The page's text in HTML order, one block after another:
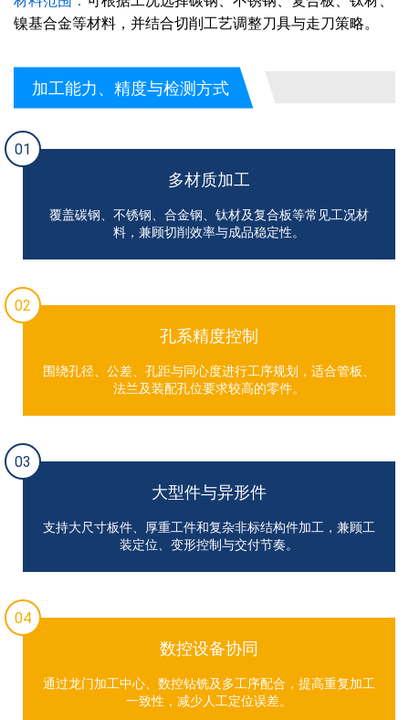
镍基合金等材料，并结合切削工艺调整刀具与走刀策略。
加工能力、精度与检测方式
01
多材质加工
覆盖碳钢、不锈钢、合金钢、钛材及复合板等常见工况材
料，兼顾切削效率与成品稳定性。
02
孔系精度控制
围绕孔径、公差、孔距与同心度进行工序规划，适合管板、
法兰及装配孔位要求较高的零件。
03
大型件与异形件
支持大尺寸板件、厚重工件和复杂非标结构件加工，兼顾工
装定位、变形控制与交付节奏。
04
数控设备协同
通过龙门加工中心、数控钻铣及多工序配合，提高重复加工
一致性，减少人工定位误差。